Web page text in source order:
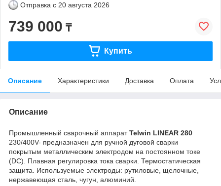
Отправка с 20 августа 2026
739 000 ₸
Купить
Описание Характеристики Доставка Оплата
Описание
Промышленный сварочный аппаратTelwin LINEAR 280
230/400V- предназначен для ручной дуговой сварки
покрытым металлическим электродом на постоянном токе
(DC). Плавная регулировка тока сварки. Термостатическая
защита. Используемые электроды: рутиловые, щелочные,
нержавеющая сталь, чугун, алюминий.